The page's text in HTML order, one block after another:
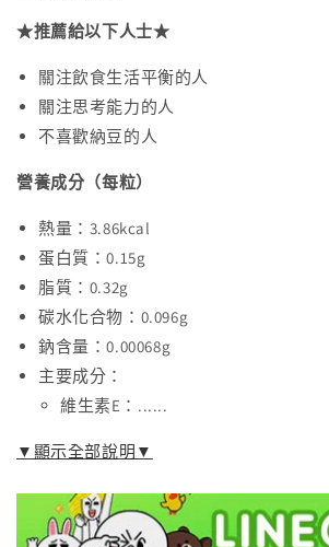
麻
酸
+EPA・
DHA
60
日
量
減
少
★推薦給以下人士★
關注飲食生活平衡的人
關注思考能力的人
不喜歡納豆的人
營養成分（每粒）
熱量：3.86kcal
蛋白質：0.15g
脂質：0.32g
碳水化合物：0.096g
鈉含量：0.00068g
主要成分：
維生素E：......
▼顯示全部說明▼